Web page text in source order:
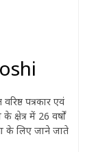
पत्रकार एवं
क्षेत्र में 26 वर्षों
के लिए जाने जाते